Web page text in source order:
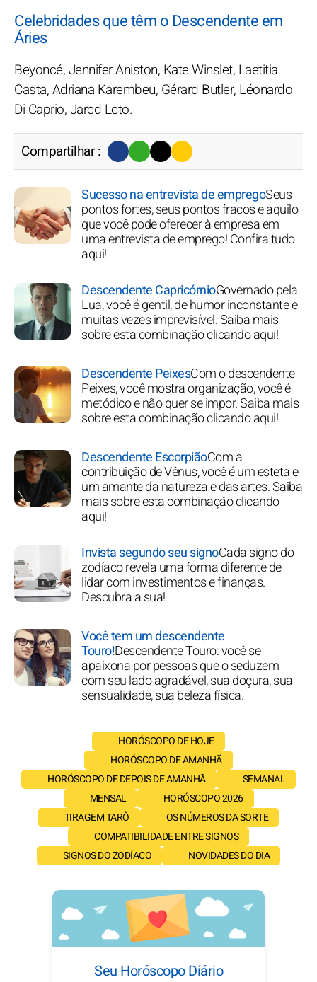
Celebridades que têm o Descendente em
Áries
Beyoncé, Jennifer Aniston, Kate Winslet, Laetitia
Casta, Adriana Karembeu, Gérard Butler, Léonardo
Di Caprio, Jared Leto.
Compartilhar :
Sucesso na entrevista de empregoSeus
pontos fortes, seus pontos fracos e aquilo
que você pode oferecer à empresa em
uma entrevista de emprego! Confira tudo
aqui!
Descendente CapricórnioGovernado pela
Lua, você é gentil, de humor inconstante e
muitas vezes imprevisível. Saiba mais
sobre esta combinação clicando aqui!
Descendente PeixesCom o descendente
Peixes, você mostra organização, você é
metódico e não quer se impor. Saiba mais
sobre esta combinação clicando aqui!
Descendente EscorpiãoCom a
contribuição de Vênus, você é um esteta e
um amante da natureza e das artes. Saiba
mais sobre esta combinação clicando
aqui!
Invista segundo seu signoCada signo do
zodíaco revela uma forma diferente de
lidar com investimentos e finanças.
Descubra a sua!
Você tem um descendente
Touro!Descendente Touro: você se
apaixona por pessoas que o seduzem
com seu lado agradável, sua doçura, sua
sensualidade, sua beleza física.
HORÓSCOPO DE HOJE
HORÓSCOPO DE AMANHÃ
HORÓSCOPO DE DEPOIS DE AMANHÃ
SEMANAL
MENSAL
HORÓSCOPO 2026
TIRAGEM TARÔ
OS NÚMEROS DA SORTE
COMPATIBILIDADE ENTRE SIGNOS
SIGNOS DO ZODÍACO
NOVIDADES DO DIA
Seu Horóscopo Diário